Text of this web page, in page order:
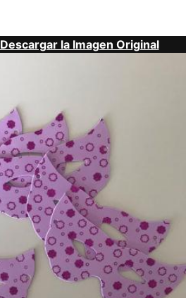
Descargar la Imagen Original